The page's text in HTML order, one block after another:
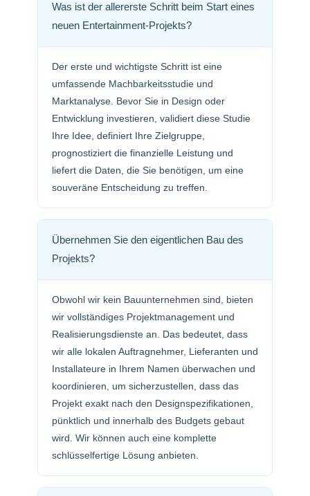
Was ist der allererste Schritt beim Start eines
neuen Entertainment-Projekts?
Der erste und wichtigste Schritt ist eine
umfassende Machbarkeitsstudie und
Marktanalyse. Bevor Sie in Design oder
Entwicklung investieren, validiert diese Studie
Ihre Idee, definiert Ihre Zielgruppe,
prognostiziert die finanzielle Leistung und
liefert die Daten, die Sie benötigen, um eine
souveräne Entscheidung zu treffen.
Übernehmen Sie den eigentlichen Bau des
Projekts?
Obwohl wir kein Bauunternehmen sind, bieten
wir vollständiges Projektmanagement und
Realisierungsdienste an. Das bedeutet, dass
wir alle lokalen Auftragnehmer, Lieferanten und
Installateure in Ihrem Namen überwachen und
koordinieren, um sicherzustellen, dass das
Projekt exakt nach den Designspezifikationen,
pünktlich und innerhalb des Budgets gebaut
wird. Wir können auch eine komplette
schlüsselfertige Lösung anbieten.